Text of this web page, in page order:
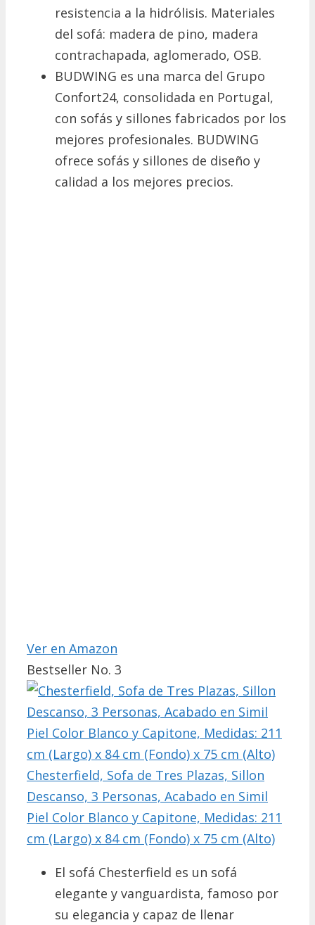
resistencia a la hidrólisis. Materiales
del sofá: madera de pino, madera
contrachapada, aglomerado, OSB.
BUDWING es una marca del Grupo
Confort24, consolidada en Portugal,
con sofás y sillones fabricados por los
mejores profesionales. BUDWING
ofrece sofás y sillones de diseño y
calidad a los mejores precios.
Ver en Amazon
Bestseller No. 3
Chesterfield, Sofa de Tres Plazas, Sillon
Descanso, 3 Personas, Acabado en Simil
Piel Color Blanco y Capitone, Medidas: 211
cm (Largo) x 84 cm (Fondo) x 75 cm (Alto)
El sofá Chesterfield es un sofá
elegante y vanguardista, famoso por
su elegancia y capaz de llenar